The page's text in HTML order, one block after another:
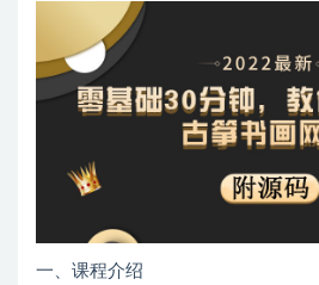
一、课程介绍